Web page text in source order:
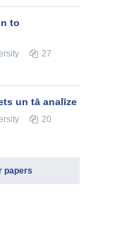
to
27
un tā analīze
20
papers